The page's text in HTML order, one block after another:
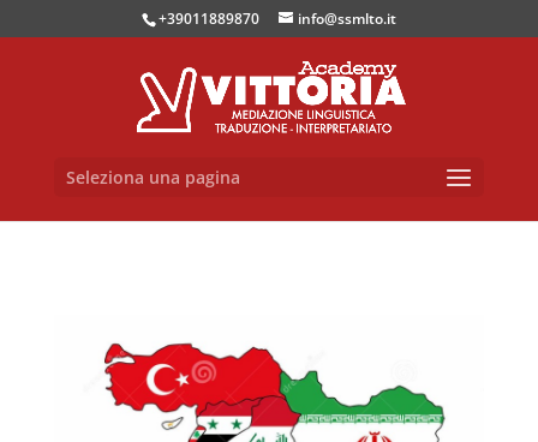
+39011889870 info@ssmlto.it
Seleziona una pagina